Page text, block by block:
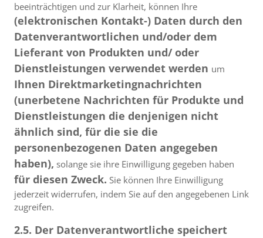
beeinträchtigen und zur Klarheit, können Ihre
(elektronischen Kontakt-) Daten durch den
Datenverantwortlichen und/oder dem
Lieferant von Produkten und/ oder
Dienstleistungen verwendet werden um
Ihnen Direktmarketingnachrichten
(unerbetene Nachrichten für Produkte und
Dienstleistungen die denjenigen nicht
ähnlich sind, für die sie die
personenbezogenen Daten angegeben
haben), solange sie ihre Einwilligung gegeben haben
für diesen Zweck. Sie können Ihre Einwilligung
jederzeit widerrufen, indem Sie auf den angegebenen Link
zugreifen.
2.5. Der Datenverantwortliche speichert